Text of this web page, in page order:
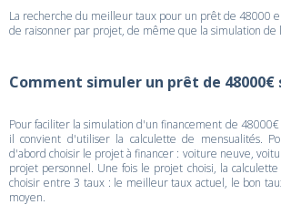
La recherche du meilleur taux pour un prêt de 48000
de raisonner par projet, de même que la simulation de
Comment simuler un prêt de 48000€
Pour faciliter la simulation d'un financement de
il convient d'utiliser la calculette de mensualités.
d'abord choisir le projet à financer : voiture neuve,
projet personnel. Une fois le projet choisi, la
choisir entre 3 taux : le meilleur taux actuel, le bon
moyen.